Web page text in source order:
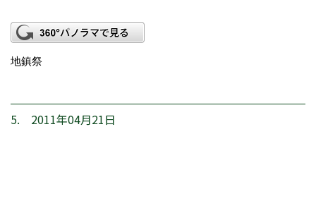
地鎮祭
5. 2011年04月21日